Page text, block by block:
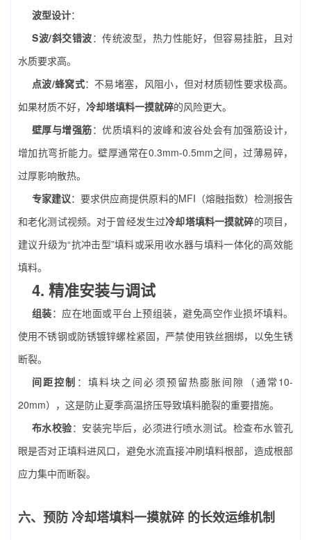
波型设计：
S波/斜交错波：传统波型，热力性能好，但容易挂脏，且对
水质要求高。
点波/蜂窝式：不易堵塞，风阻小，但对材质韧性要求极高。
如果材质不好， 冷却塔填料一摸就碎的风险更大。
壁厚与增强筋：优质填料的波峰和波谷处会有加强筋设计，
增加抗弯折能力。壁厚通常在0.3mm-0.5mm之间，过薄易碎，
过厚影响散热。
专家建议：要求供应商提供原料的MFI（熔融指数）检测报告
和老化测试视频。对于曾经发生过冷却塔填料一摸就碎的项目，
建议升级为“抗冲击型”填料或采用收水器与填料一体化的高效能
填料。
4. 精准安装与调试
组装：应在地面或平台上预组装，避免高空作业损坏填料。
使用不锈钢或防锈镀锌螺栓紧固，严禁使用铁丝捆绑，以免生锈
断裂。
间距控制 ：填料块之间必须预留热膨胀间隙（通常10-
20mm），这是防止夏季高温挤压导致填料脆裂的重要措施。
布水校验：安装完毕后，必须进行喷水测试。检查布水管孔
眼是否对正填料进风口，避免水流直接冲刷填料根部，造成根部
应力集中而断裂。
六、预防冷却塔填料一摸就碎 的长效运维机制